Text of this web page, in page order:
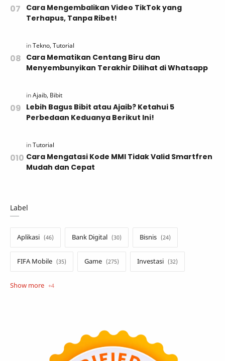
Cara Mengembalikan Video TikTok yang
Terhapus, Tanpa Ribet!
Cara Mematikan Centang Biru dan
Menyembunyikan Terakhir Dilihat di Whatsapp
Lebih Bagus Bibit atau Ajaib? Ketahui 5
Perbedaan Keduanya Berikut Ini!
Cara Mengatasi Kode MMI Tidak Valid Smartfren
Mudah dan Cepat
Label
Aplikasi Bank Digital Bisnis
FIFA Mobile Game Investasi
Opini